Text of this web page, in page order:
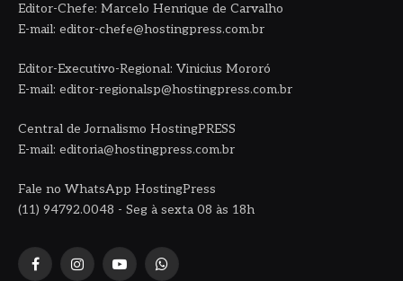
Editor-Chefe: Marcelo Henrique de Carvalho
E-mail: editor-chefe@hostingpress.com.br
Editor-Executivo-Regional: Vinicius Mororó
E-mail: editor-regionalsp@hostingpress.com.br
Central de Jornalismo HostingPRESS
E-mail: editoria@hostingpress.com.br
Fale no WhatsApp HostingPress
(11) 94792.0048 - Seg à sexta 08 às 18h
FacebookInstagramYouTubeWhatsApp